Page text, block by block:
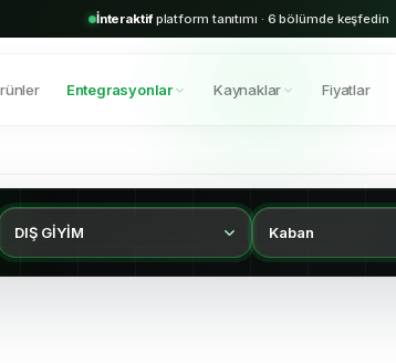
İnteraktifplatform tanıtımı · 6 bölümde keşfedin
Entegrasyonlar Kaynaklar Fiyatlar
DIŞ GİYİM Kaban